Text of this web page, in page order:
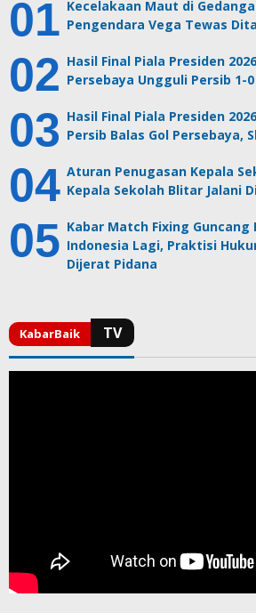
Kecelakaan Maut di
Pengendara Vega Tewas
Hasil Final Piala Presiden
Persebaya Ungguli Persib 1-
Hasil Final Piala Presiden
Persib Balas Gol Persebaya,
Aturan Penugasan Kepala
Kepala Sekolah Blitar Jalani
Kabar Match Fixing
Indonesia Lagi, Praktisi
Dijerat Pidana